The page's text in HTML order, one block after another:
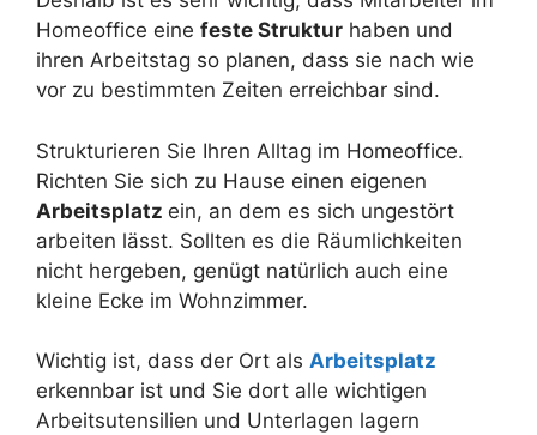
Homeoffice eine feste Struktur haben und
ihren Arbeitstag so planen, dass sie nach wie
vor zu bestimmten Zeiten erreichbar sind.
Strukturieren Sie Ihren Alltag im Homeoffice.
Richten Sie sich zu Hause einen eigenen
Arbeitsplatz ein, an dem es sich ungestört
arbeiten lässt. Sollten es die Räumlichkeiten
nicht hergeben, genügt natürlich auch eine
kleine Ecke im Wohnzimmer.
Wichtig ist, dass der Ort als Arbeitsplatz
erkennbar ist und Sie dort alle wichtigen
Arbeitsutensilien und Unterlagen lagern